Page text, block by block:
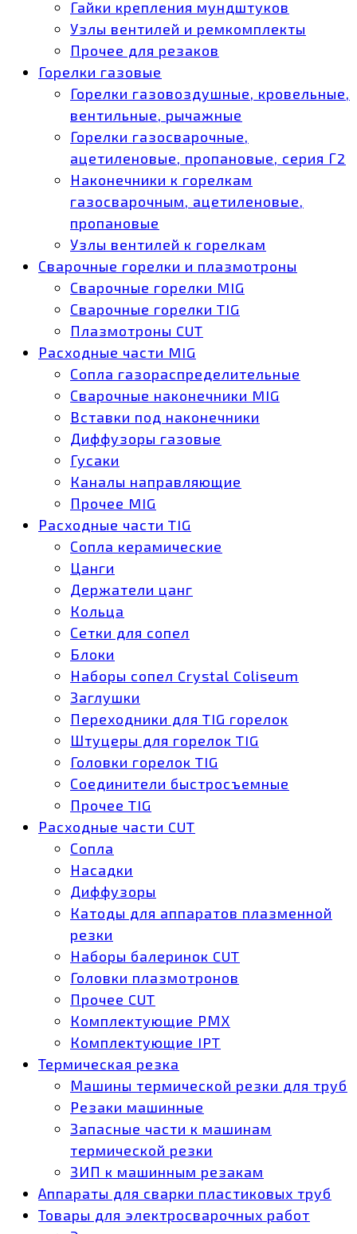
Гайки крепления мундштуков
Узлы вентилей и ремкомплекты
Прочее для резаков
Горелки газовые
Горелки газовоздушные, кровельные,
вентильные, рычажные
Горелки газосварочные,
ацетиленовые, пропановые, серия Г2
Наконечники к горелкам
газосварочным, ацетиленовые,
пропановые
Узлы вентилей к горелкам
Сварочные горелки и плазмотроны
Сварочные горелки MIG
Сварочные горелки TIG
Плазмотроны CUT
Расходные части MIG
Сопла газораспределительные
Сварочные наконечники MIG
Вставки под наконечники
Диффузоры газовые
Гусаки
Каналы направляющие
Прочее MIG
Расходные части TIG
Сопла керамические
Цанги
Держатели цанг
Кольца
Сетки для сопел
Блоки
Наборы сопел Crystal Coliseum
Заглушки
Переходники для TIG горелок
Штуцеры для горелок TIG
Головки горелок TIG
Соединители быстросъемные
Прочее TIG
Расходные части CUT
Сопла
Насадки
Диффузоры
Катоды для аппаратов плазменной
резки
Наборы балеринок CUT
Головки плазмотронов
Прочее CUT
Комплектующие РМХ
Комплектующие IPT
Термическая резка
Машины термической резки для труб
Резаки машинные
Запасные части к машинам
термической резки
ЗИП к машинным резакам
Аппараты для сварки пластиковых труб
Товары для электросварочных работ